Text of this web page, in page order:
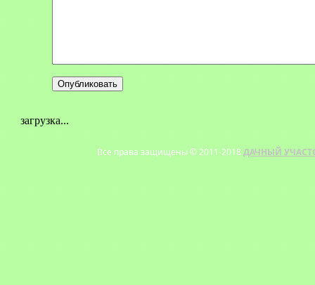
загрузка...
Все права защищены © 2011-2018 ДАЧНЫЙ